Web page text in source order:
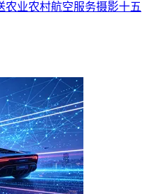
农业农村航空服务摄影十五